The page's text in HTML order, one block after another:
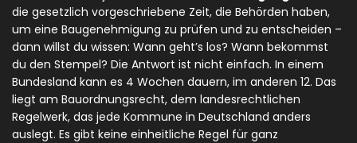
die gesetzlich vorgeschriebene Zeit, die Behörden haben,
um eine Baugenehmigung zu prüfen und zu entscheiden –
dann willst du wissen: Wann geht’s los? Wann bekommst
du den Stempel? Die Antwort ist nicht einfach. In einem
Bundesland kann es 4 Wochen dauern, im anderen 12. Das
liegt am Bauordnungsrecht, dem landesrechtlichen
Regelwerk, das jede Kommune in Deutschland anders
auslegt. Es gibt keine einheitliche Regel für ganz